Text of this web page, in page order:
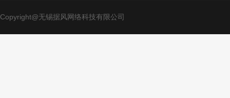
Copyright@无锡据风网络科技有限公司